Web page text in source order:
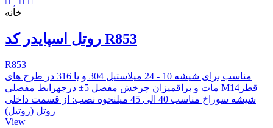
خانه
روتل اسپایدر کد R853
R853
مناسب برای شیشه 10 - 24 میلاستیل 304 و یا 316 در طرح های
مات و براقمیزان چرخش مفصل 5± درجهرابط مفصلی M14قطر
شیشه سوراخ مناسب 40 الی 45 میلنحوه نصب:‌ از قسمت داخلی
روتل (روتیل)
View